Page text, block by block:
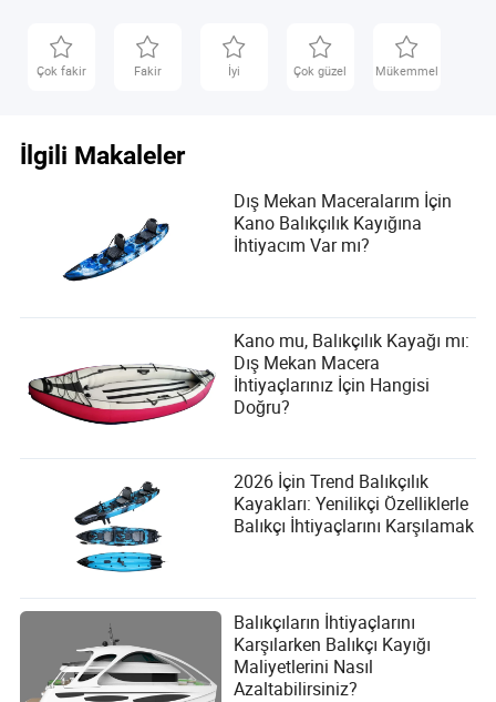
Çok fakir Fakir İyi Çok güzel Mükemmel
İlgili Makaleler
Dış Mekan Maceralarım İçin
Kano Balıkçılık Kayığına
İhtiyacım Var mı?
Kano mu, Balıkçılık Kayağı mı:
Dış Mekan Macera
İhtiyaçlarınız İçin Hangisi
Doğru?
2026 İçin Trend Balıkçılık
Kayakları: Yenilikçi Özelliklerle
Balıkçı İhtiyaçlarını Karşılamak
Balıkçıların İhtiyaçlarını
Karşılarken Balıkçı Kayığı
Maliyetlerini Nasıl
Azaltabilirsiniz?